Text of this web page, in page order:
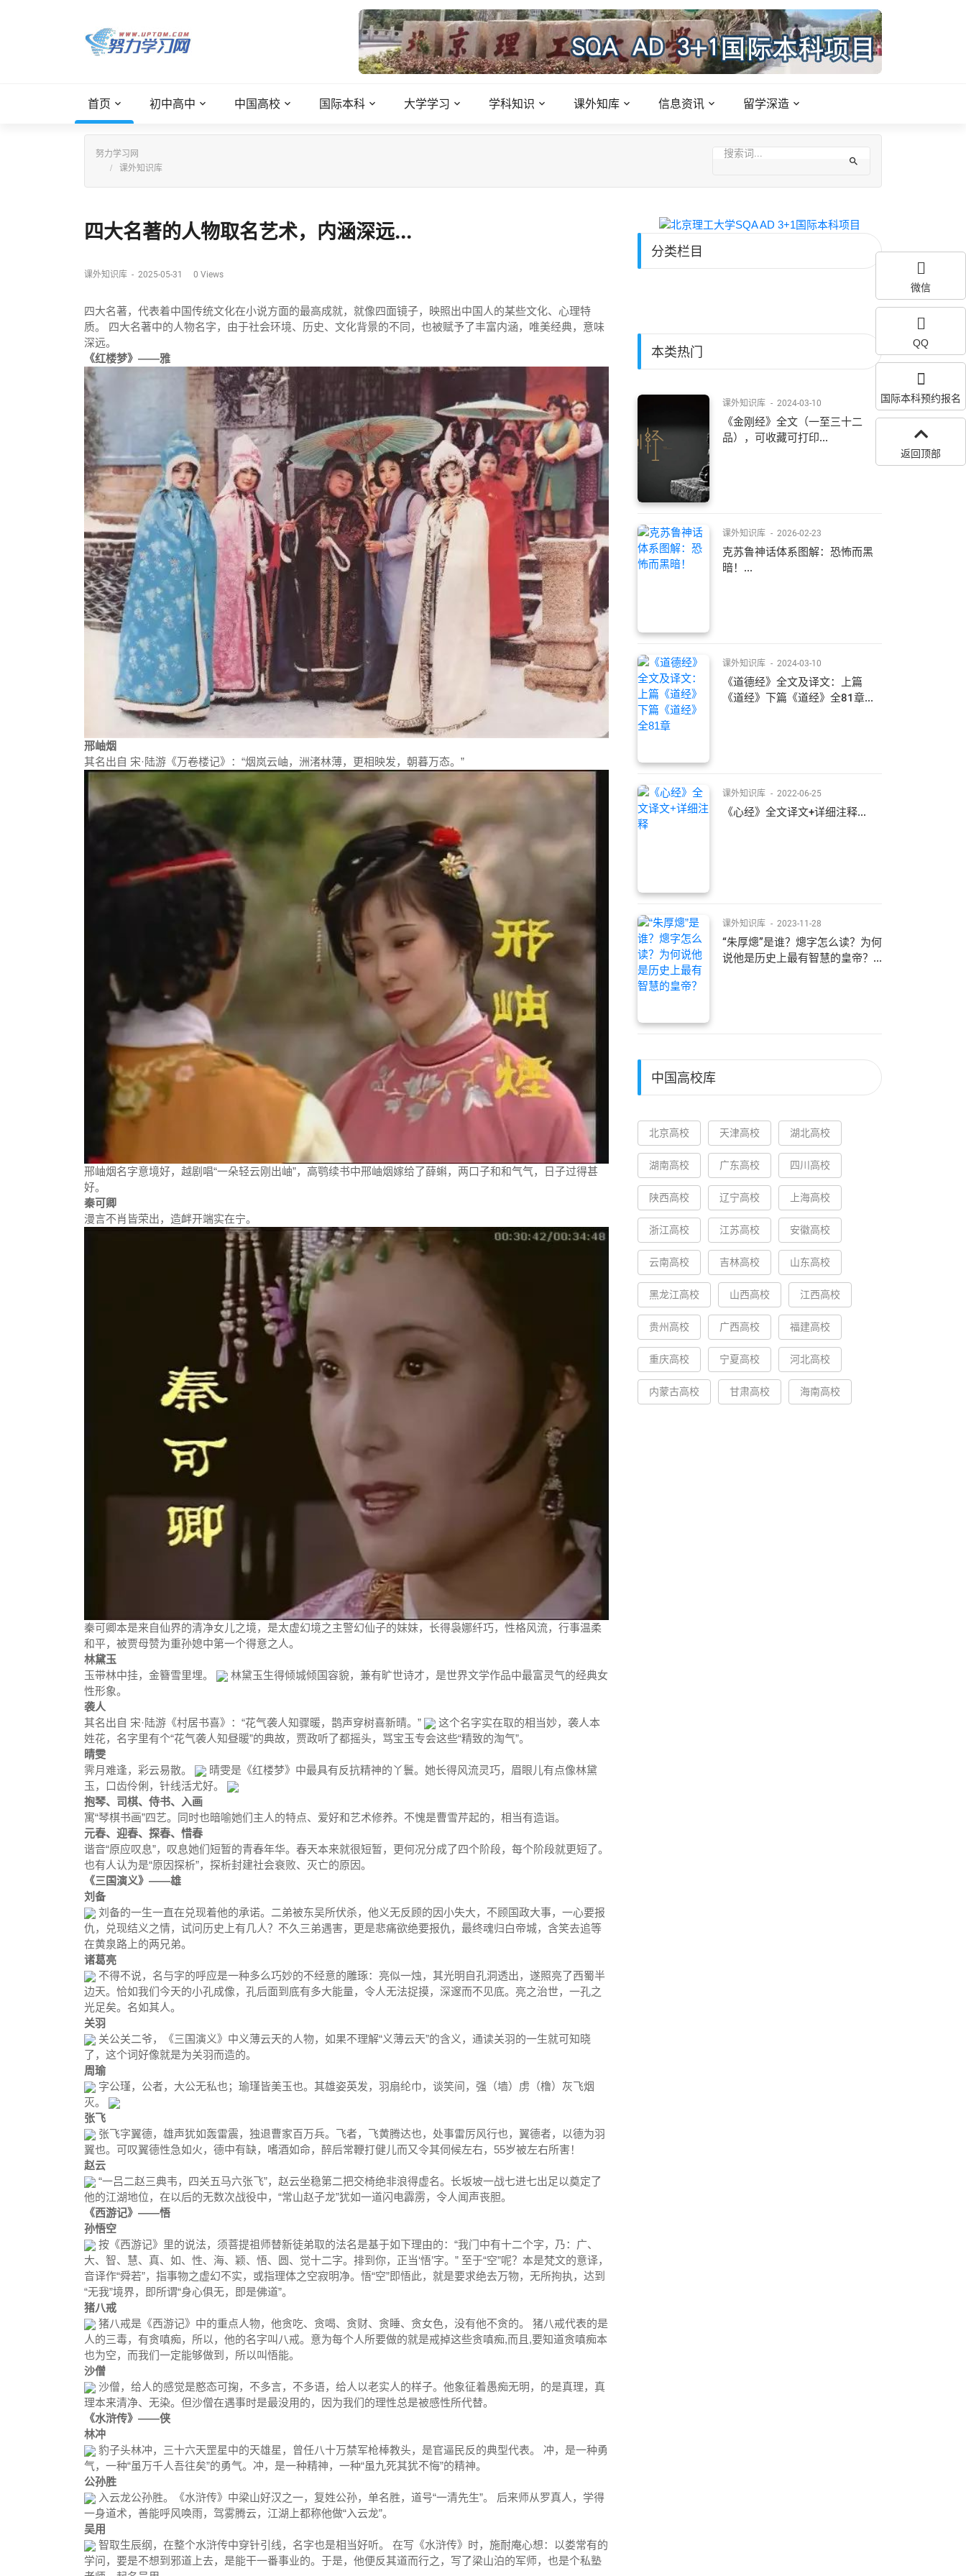
首页 初中高中 中国高校 国际本科 大学学习 学科知识 课外知库 信息资讯 留学深造
努力学习网
课外知识库
四大名著的人物取名艺术，内涵深远...
课外知识库 - 2025-05-31 0 Views
四大名著，代表着中国传统文化在小说方面的最高成就，就像四面镜子，映照出中国人的某些文化、心理特
质。 四大名著中的人物名字，由于社会环境、历史、文化背景的不同，也被赋予了丰富内涵，唯美经典，意味
深远。
《红楼梦》 ——雅
邢岫烟
其名出自 宋·陆游《万卷楼记》：“烟岚云岫，洲渚林薄，更相映发，朝暮万态。”
邢岫烟名字意境好，越剧唱“一朵轻云刚出岫”，高鹗续书中邢岫烟嫁给了薛蝌，两口子和和气气，日子过得甚
好。
秦可卿
漫言不肖皆荣出，造衅开端实在宁。
秦可卿本是来自仙界的清净女儿之境，是太虚幻境之主警幻仙子的妹妹，长得袅娜纤巧，性格风流，行事温柔
和平，被贾母赞为重孙媳中第一个得意之人。
林黛玉
玉带林中挂，金簪雪里埋。
林黛玉生得倾城倾国容貌，兼有旷世诗才，是世界文学作品中最富灵气的经典女
性形象。
袭人
其名出自 宋·陆游《村居书喜》：“花气袭人知骤暖，鹊声穿树喜新晴。”
这个名字实在取的相当妙，袭人本
姓花，名字里有个“花气袭人知昼暖”的典故，贾政听了都摇头，骂宝玉专会这些“精致的淘气”。
晴雯
霁月难逢，彩云易散。
晴雯是《红楼梦》中最具有反抗精神的丫鬟。她长得风流灵巧，眉眼儿有点像林黛
玉，口齿伶俐，针线活尤好。
抱琴、司棋、侍书、入画
寓“琴棋书画”四艺。同时也暗喻她们主人的特点、爱好和艺术修养。不愧是曹雪芹起的，相当有造诣。
元春、迎春、探春、惜春
谐音“原应叹息”，叹息她们短暂的青春年华。春天本来就很短暂，更何况分成了四个阶段，每个阶段就更短了。
也有人认为是“原因探析”，探析封建社会衰败、灭亡的原因。
《三国演义》 ——雄
刘备
刘备的一生一直在兑现着他的承诺。二弟被东吴所伏杀，他义无反顾的因小失大，不顾国政大事，一心要报
仇，兑现结义之情，试问历史上有几人？不久三弟遇害，更是悲痛欲绝要报仇，最终魂归白帝城，含笑去追等
在黄泉路上的两兄弟。
诸葛亮
不得不说，名与字的呼应是一种多么巧妙的不经意的雕琢：亮似一烛，其光明自孔洞透出，遂照亮了西蜀半
边天。恰如我们今天的小孔成像，孔后面到底有多大能量，令人无法捉摸，深邃而不见底。亮之治世，一孔之
光足矣。名如其人。
关羽
关公关二爷，《三国演义》中义薄云天的人物，如果不理解“义薄云天”的含义，通读关羽的一生就可知晓
了，这个词好像就是为关羽而造的。
周瑜
字公瑾，公者，大公无私也；瑜瑾皆美玉也。其雄姿英发，羽扇纶巾，谈笑间，强（墙）虏（橹）灰飞烟
灭。
张飞
张飞字翼德，雄声犹如轰雷震，独退曹家百万兵。飞者，飞黄腾达也，处事雷厉风行也，翼德者，以德为羽
翼也。可叹翼德性急如火，德中有缺，嗜酒如命，醉后常鞭打健儿而又令其伺候左右，55岁被左右所害！
赵云
“一吕二赵三典韦，四关五马六张飞”，赵云坐稳第二把交椅绝非浪得虚名。长坂坡一战七进七出足以奠定了
他的江湖地位，在以后的无数次战役中，“常山赵子龙”犹如一道闪电霹雳，令人闻声丧胆。
《西游记》 ——悟
孙悟空
按《西游记》里的说法，须菩提祖师替新徒弟取的法名是基于如下理由的：“我门中有十二个字，乃：广、
大、智、慧、真、如、性、海、颖、悟、圆、觉十二字。排到你，正当‘悟’字。” 至于“空”呢？本是梵文的意译，
音译作“舜若”，指事物之虚幻不实，或指理体之空寂明净。悟“空”即悟此，就是要求绝去万物，无所拘执，达到
“无我”境界，即所谓“身心俱无，即是佛道”。
猪八戒
猪八戒是《西游记》中的重点人物，他贪吃、贪喝、贪财、贪睡、贪女色，没有他不贪的。 猪八戒代表的是
人的三毒，有贪嗔痴，所以，他的名字叫八戒。意为每个人所要做的就是戒掉这些贪嗔痴,而且,要知道贪嗔痴本
也为空，而我们一定能够做到，所以叫悟能。
沙僧
沙僧，给人的感觉是憨态可掬，不多言，不多语，给人以老实人的样子。他象征着愚痴无明，的是真理，真
理本来清净、无染。但沙僧在遇事时是最没用的，因为我们的理性总是被感性所代替。
《水浒传》 ——侠
林冲
豹子头林冲，三十六天罡星中的天雄星，曾任八十万禁军枪棒教头，是官逼民反的典型代表。 冲，是一种勇
气，一种“虽万千人吾往矣”的勇气。冲，是一种精神，一种“虽九死其犹不悔”的精神。
公孙胜
入云龙公孙胜。《水浒传》中梁山好汉之一，复姓公孙，单名胜，道号“一清先生”。 后来师从罗真人，学得
一身道术，善能呼风唤雨，驾雾腾云，江湖上都称他做“入云龙”。
吴用
智取生辰纲，在整个水浒传中穿针引线，名字也是相当好听。 在写《水浒传》时，施耐庵心想：以娄常有的
学问，要是不想到邪道上去，是能干一番事业的。于是，他便反其道而行之，写了梁山泊的军师，也是个私塾
分类栏目
本类热门
课外知识库 - 2024-03-10
《金刚经》全文（一至三十二
品），可收藏可打印...
课外知识库 - 2026-02-23
克苏鲁神话体系图解：恐怖而黑
暗！...
课外知识库 - 2024-03-10
《道德经》全文及译文：上篇
《道经》下篇《道经》全81章...
课外知识库 - 2022-06-25
《心经》全文译文+详细注释...
课外知识库 - 2023-11-28
“朱厚熜”是谁？熜字怎么读？为何
说他是历史上最有智慧的皇帝？...
中国高校库
北京高校 天津高校 湖北高校
湖南高校 广东高校 四川高校
陕西高校 辽宁高校 上海高校
浙江高校 江苏高校 安徽高校
云南高校 吉林高校 山东高校
黑龙江高校 山西高校 江西高校
贵州高校 广西高校 福建高校
重庆高校 宁夏高校 河北高校
内蒙古高校 甘肃高校 海南高校
微信
QQ
国际本科预约报名
返回顶部